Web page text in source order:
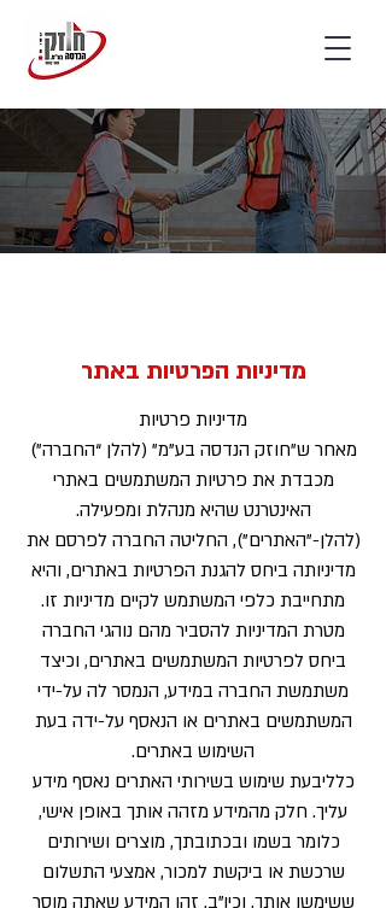
מדיניות הפרטיות באתר
מדיניות פרטיות
מאחר ש”חוזק הנדסה בע"מ” (להלן “החברה”)
מכבדת את פרטיות המשתמשים באתרי
האינטרנט שהיא מנהלת ומפעילה.
(להלן-”האתרים”), החליטה החברה לפרסם את
מדיניותה ביחס להגנת הפרטיות באתרים, והיא
מתחייבת כלפי המשתמש לקיים מדיניות זו.
מטרת המדיניות להסביר מהם נוהגי החברה
ביחס לפרטיות המשתמשים באתרים, וכיצד
משתמשת החברה במידע, הנמסר לה על-ידי
המשתמשים באתרים או הנאסף על-ידה בעת
השימוש באתרים.
כלליבעת שימוש בשירותי האתרים נאסף מידע
עליך. חלק מהמידע מזהה אותך באופן אישי,
כלומר בשמו ובכתובתך, מוצרים ושירותים
שרכשת או ביקשת למכור, אמצעי התשלום
ששימשו אותך, וכיו”ב. זהו המידע שאתה מוסר